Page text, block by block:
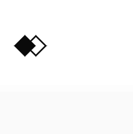
content